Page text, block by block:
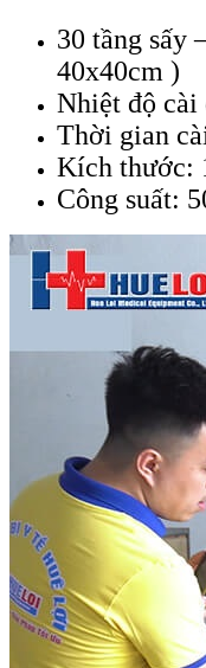
30 tầng sấy
40x40cm )
Nhiệt độ cài
Thời gian
Kích thước:
Công suất: